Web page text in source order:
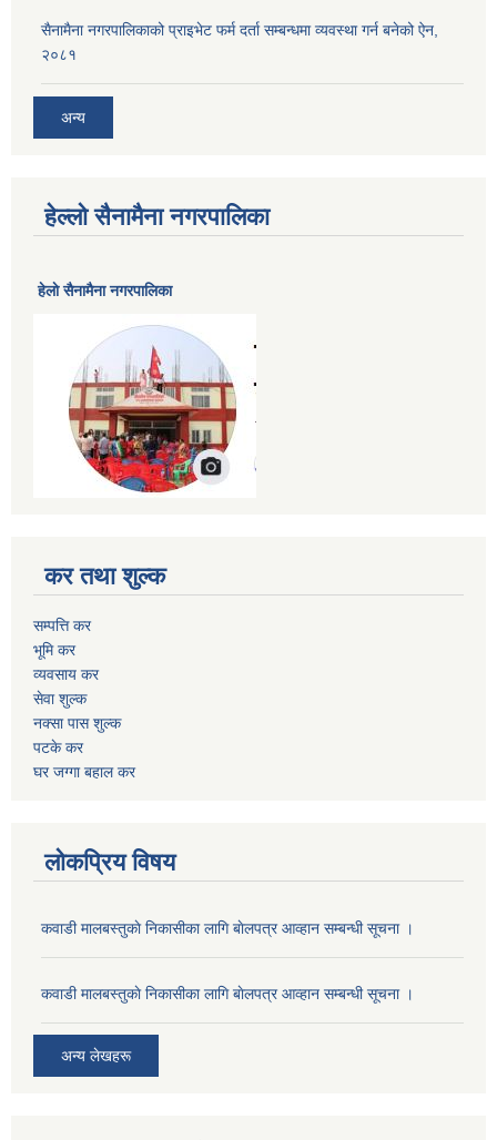
सैनामैना नगरपालिकाको प्राइभेट फर्म दर्ता सम्बन्धमा व्यवस्था गर्न बनेको ऐन,
२०८१
अन्य
हेल्लो सैनामैना नगरपालिका
हेलाे सैनामैना नगरपालिका
कर तथा शुल्क
सम्पत्ति कर
भूमि कर
व्यवसाय कर
सेवा शुल्क
नक्सा पास शुल्क
पटके कर
घर जग्गा बहाल कर
लोकप्रिय विषय
कवाडी मालबस्तुकाे निकासीका लागि बाेलपत्र आव्हान सम्बन्धी सूचना ।
कवाडी मालबस्तुकाे निकासीका लागि बाेलपत्र आव्हान सम्बन्धी सूचना ।
अन्य लेखहरू